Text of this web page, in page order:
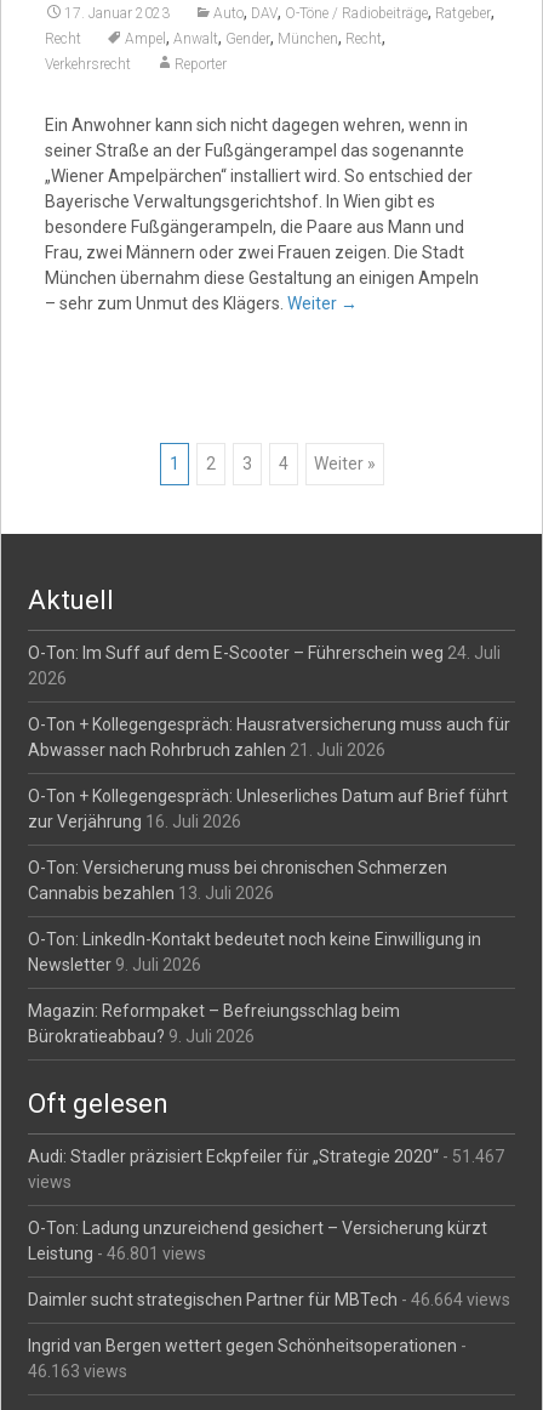
17. Januar 2023 Auto, DAV, O-Töne / Radiobeiträge, Ratgeber,
Recht Ampel , Anwalt, Gender, München, Recht,
Verkehrsrecht Reporter
Ein Anwohner kann sich nicht dagegen wehren, wenn in
seiner Straße an der Fußgängerampel das sogenannte
„Wiener Ampelpärchen“ installiert wird. So entschied der
Bayerische Verwaltungsgerichtshof. In Wien gibt es
besondere Fußgängerampeln, die Paare aus Mann und
Frau, zwei Männern oder zwei Frauen zeigen. Die Stadt
München übernahm diese Gestaltung an einigen Ampeln
– sehr zum Unmut des Klägers. Weiter →
navigation
1 2 3 4 Weiter »
Aktuell
O-Ton: Im Suff auf dem E-Scooter – Führerschein weg 24. Juli
2026
O-Ton + Kollegengespräch: Hausratversicherung muss auch für
Abwasser nach Rohrbruch zahlen 21. Juli 2026
O-Ton + Kollegengespräch: Unleserliches Datum auf Brief führt
zur Verjährung 16. Juli 2026
O-Ton: Versicherung muss bei chronischen Schmerzen
Cannabis bezahlen 13. Juli 2026
O-Ton: LinkedIn-Kontakt bedeutet noch keine Einwilligung in
Newsletter 9. Juli 2026
Magazin: Reformpaket – Befreiungsschlag beim
Bürokratieabbau? 9. Juli 2026
Oft gelesen
Audi: Stadler präzisiert Eckpfeiler für „Strategie 2020“ - 51.467
views
O-Ton: Ladung unzureichend gesichert – Versicherung kürzt
Leistung - 46.801 views
Daimler sucht strategischen Partner für MBTech - 46.664 views
Ingrid van Bergen wettert gegen Schönheitsoperationen -
46.163 views